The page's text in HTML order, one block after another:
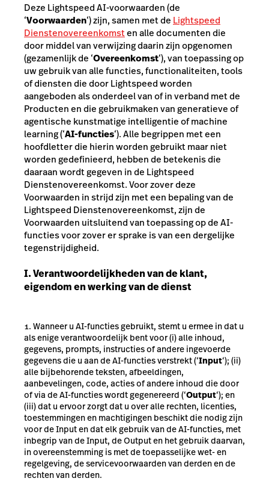
Deze Lightspeed AI-voorwaarden (de
‘Voorwaarden‘) zijn, samen met de Lightspeed
Dienstenovereenkomsten alle documenten die
door middel van verwijzing daarin zijn opgenomen
(gezamenlijk de ‘Overeenkomst‘), van toepassing op
uw gebruik van alle functies, functionaliteiten, tools
of diensten die door Lightspeed worden
aangeboden als onderdeel van of in verband met de
Producten en die gebruikmaken van generatieve of
agentische kunstmatige intelligentie of machine
learning (‘AI-functies‘). Alle begrippen met een
hoofdletter die hierin worden gebruikt maar niet
worden gedefinieerd, hebben de betekenis die
daaraan wordt gegeven in de Lightspeed
Dienstenovereenkomst. Voor zover deze
Voorwaarden in strijd zijn met een bepaling van de
Lightspeed Dienstenovereenkomst, zijn de
Voorwaarden uitsluitend van toepassing op de AI-
functies voor zover er sprake is van een dergelijke
tegenstrijdigheid.
I. Verantwoordelijkheden van de klant,
eigendom en werking van de dienst
Wanneer u AI-functies gebruikt, stemt u ermee in dat u
als enige verantwoordelijk bent voor (i) alle inhoud,
gegevens, prompts, instructies of andere ingevoerde
gegevens die u aan de AI-functies verstrekt (‘Input‘); (ii)
alle bijbehorende teksten, afbeeldingen,
aanbevelingen, code, acties of andere inhoud die door
of via de AI-functies wordt gegenereerd (‘Output‘); en
(iii) dat u ervoor zorgt dat u over alle rechten, licenties,
toestemmingen en machtigingen beschikt die nodig zijn
voor de Input en dat elk gebruik van de AI-functies, met
inbegrip van de Input, de Output en het gebruik daarvan,
in overeenstemming is met de toepasselijke wet- en
regelgeving, de servicevoorwaarden van derden en de
rechten van derden.